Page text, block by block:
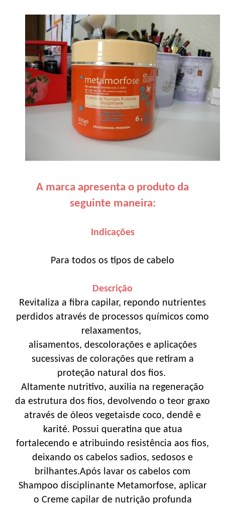
A marca apresenta o produto da
seguinte maneira:
Indicações
Para todos os tipos de cabelo
Descrição
Revitaliza a fibra capilar, repondo nutrientes
perdidos através de processos químicos como
relaxamentos,
alisamentos, descolorações e aplicações
sucessivas de colorações que retiram a
proteção natural dos fios.
Altamente nutritivo, auxilia na regeneração
da estrutura dos fios, devolvendo o teor graxo
através de óleos vegetaisde coco, dendê e
karité. Possui queratina que atua
fortalecendo e atribuindo resistência aos fios,
deixando os cabelos sadios, sedosos e
brilhantes.Após lavar os cabelos com
Shampoo disciplinante Metamorfose, aplicar
o Creme capilar de nutrição profunda